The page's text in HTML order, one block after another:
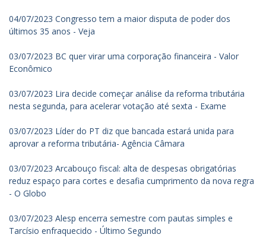
04/07/2023 Congresso tem a maior disputa de poder dos
últimos 35 anos - Veja
03/07/2023 BC quer virar uma corporação financeira - Valor
Econômico
03/07/2023 Lira decide começar análise da reforma tributária
nesta segunda, para acelerar votação até sexta - Exame
03/07/2023 Líder do PT diz que bancada estará unida para
aprovar a reforma tributária- Agência Câmara
03/07/2023 Arcabouço fiscal: alta de despesas obrigatórias
reduz espaço para cortes e desafia cumprimento da nova regra
- O Globo
03/07/2023 Alesp encerra semestre com pautas simples e
Tarcísio enfraquecido - Último Segundo